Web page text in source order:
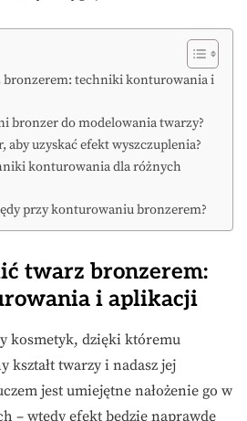
bronzerem: techniki konturowania i
bronzer do modelowania twarzy?
aby uzyskać efekt wyszczuplenia?
konturowania dla różnych
przy konturowaniu bronzerem?
twarz bronzerem:
i aplikacji
kosmetyk, dzięki któremu
kształt twarzy i nadasz jej
jest umiejętne nałożenie go w
– wtedy efekt będzie naprawdę